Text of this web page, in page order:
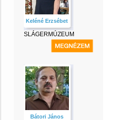
Keléné Erzsébet
SLÁGERMÚZEUM
Bátori János